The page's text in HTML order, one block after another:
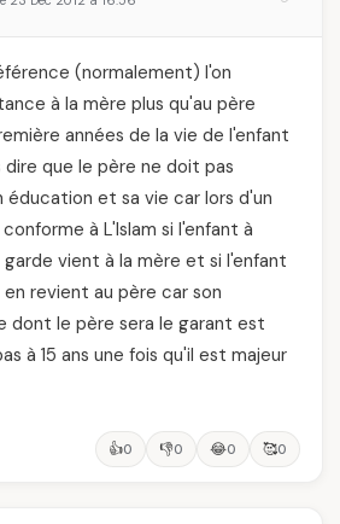
(normalement) l'on
à la mère plus qu'au père
années de la vie de l'enfant
que le père ne doit pas
éducation et sa vie car lors d'un
à L'Islam si l'enfant à
vient à la mère et si l'enfant
revient au père car son
dont le père sera le garant est
à 15 ans une fois qu'il est majeur
👍0 👎0 😂0 🥰0